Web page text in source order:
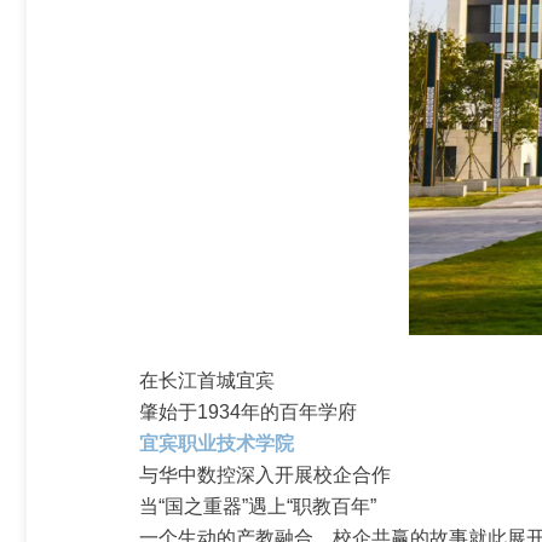
在长江首城宜宾
肇始于1934年的百年学府
宜宾职业技术学院
与华中数控深入开展校企合作
当“国之重器”遇上“职教百年”
一个生动的产教融合、校企共赢的故事就此展